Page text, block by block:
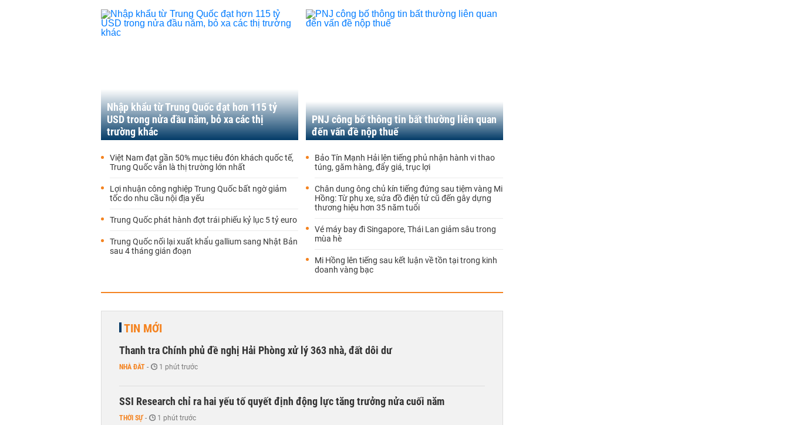
Nhập khẩu từ Trung Quốc đạt hơn 115 tỷ
USD trong nửa đầu năm, bỏ xa các thị
trường khác
Việt Nam đạt gần 50% mục tiêu đón khách quốc tế,
Trung Quốc vẫn là thị trường lớn nhất
Lợi nhuận công nghiệp Trung Quốc bất ngờ giảm
tốc do nhu cầu nội địa yếu
Trung Quốc phát hành đợt trái phiếu kỷ lục 5 tỷ euro
Trung Quốc nối lại xuất khẩu gallium sang Nhật Bản
sau 4 tháng gián đoạn
PNJ công bố thông tin bất thường liên quan
đến vấn đề nộp thuế
Bảo Tín Mạnh Hải lên tiếng phủ nhận hành vi thao
túng, găm hàng, đẩy giá, trục lợi
Chân dung ông chủ kín tiếng đứng sau tiệm vàng Mi
Hồng: Từ phụ xe, sửa đồ điện tử cũ đến gây dựng
thương hiệu hơn 35 năm tuổi
Vé máy bay đi Singapore, Thái Lan giảm sâu trong
mùa hè
Mi Hồng lên tiếng sau kết luận về tồn tại trong kinh
doanh vàng bạc
TIN MỚI
Thanh tra Chính phủ đề nghị Hải Phòng xử lý 363 nhà, đất dôi dư
NHÀ ĐẤT - 1 phút trước
SSI Research chỉ ra hai yếu tố quyết định động lực tăng trưởng nửa cuối năm
THỜI SỰ - 1 phút trước